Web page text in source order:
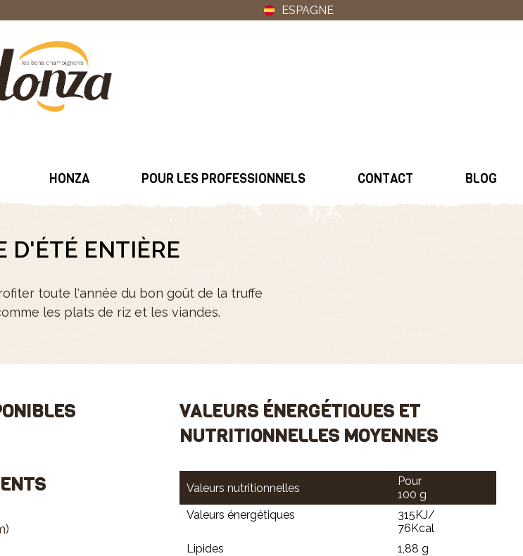
ESPAGNE
HONZA POUR LES PROFESSIONNELS CONTACT BLOG
D'ÉTÉ ENTIÈRE
toute l'année du bon goût de la truffe
les plats de riz et les viandes.
VALEURS ÉNERGÉTIQUES ET
NUTRITIONNELLES MOYENNES
Valeurs nutritionnelles
Pour
100 g
Valeurs énergétiques
315KJ/
76Kcal
Lipides
1,88 g